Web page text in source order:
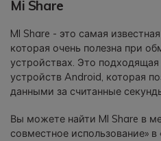
Mi Share
MI Share - это самая
которая очень полезна при
устройствах. Это
устройств Android, которая
данными за считанные
Вы можете найти MI Share в
совместное использование»